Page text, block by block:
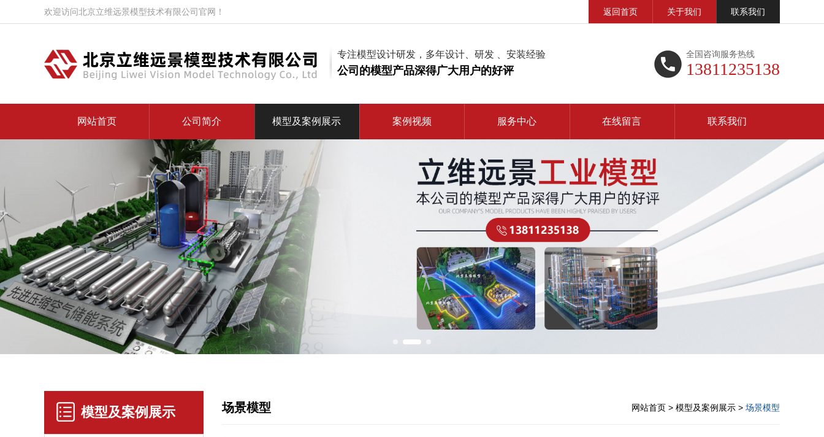
欢迎访问北京立维远景模型技术有限公司官网！ 返回首页 关于我们 联系我们
专注模型设计研发，多年设计、研发 、安装经验
公司的模型产品深得广大用户的好评
全国咨询服务热线
13811235138
网站首页 公司简介 模型及案例展示 案例视频 服务中心 在线留言 联系我们
模型及案例展示 场景模型 网站首页 > 模型及案例展示 > 场景模型